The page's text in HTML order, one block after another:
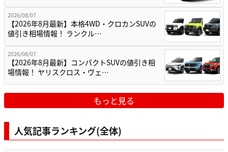
2026/08/07
【2026年8月最新】本格4WD・クロカンSUVの
値引き相場情報！ ランクル…
2026/08/07
【2026年8月最新】コンパクトSUVの値引き相
場情報！ ヤリスクロス・ヴェ…
もっと見る
人気記事ランキング(全体)